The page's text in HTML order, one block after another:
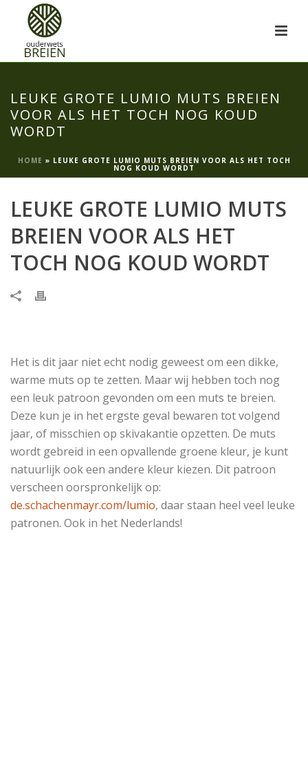
LEUKE GROTE LUMIO MUTS BREIEN
VOOR ALS HET TOCH NOG KOUD
WORDT
HOME » LEUKE GROTE LUMIO MUTS BREIEN VOOR ALS HET TOCH
NOG KOUD WORDT
LEUKE GROTE LUMIO MUTS
BREIEN VOOR ALS HET
TOCH NOG KOUD WORDT
Het is dit jaar niet echt nodig geweest om een dikke,
warme muts op te zetten. Maar wij hebben toch nog
een leuk patroon gevonden om een muts te breien.
Deze kun je in het ergste geval bewaren tot volgend
jaar, of misschien op skivakantie opzetten. De muts
wordt gebreid in een opvallende groene kleur, je kunt
natuurlijk ook een andere kleur kiezen. Dit patroon
verscheen oorspronkelijk op:
de.schachenmayr.com/lumio, daar staan heel veel leuke
patronen. Ook in het Nederlands!